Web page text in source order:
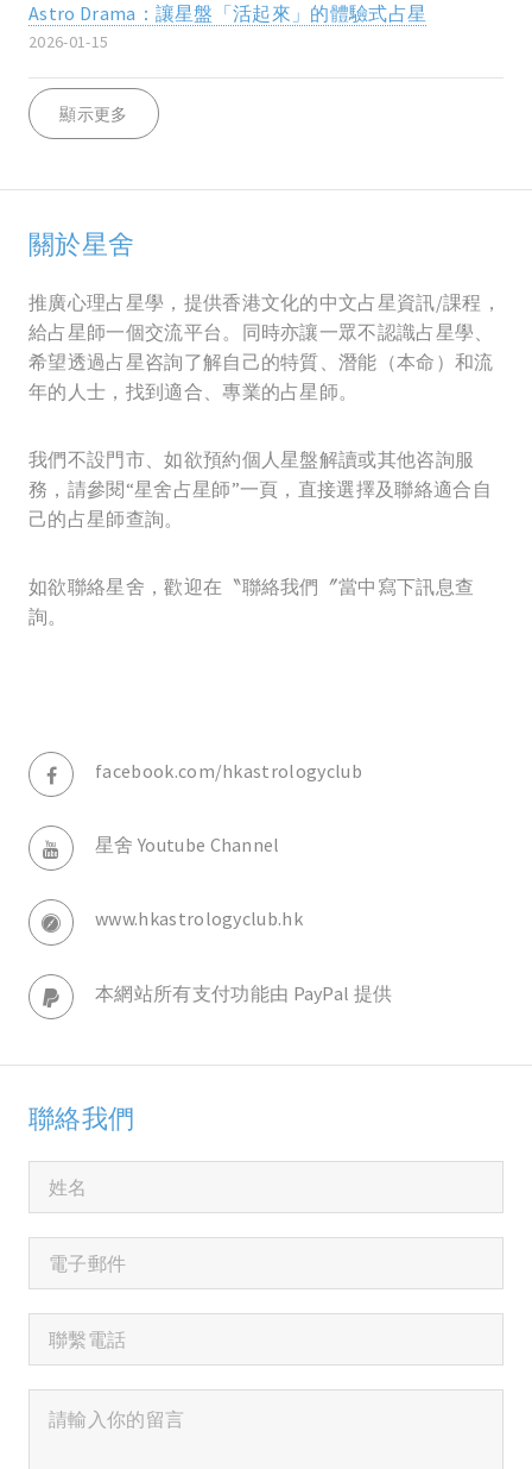
Astro Drama：讓星盤「活起來」的體驗式占星
2026-01-15
顯示更多
關於星舍
推廣心理占星學，提供香港文化的中文占星資訊/課程，
給占星師一個交流平台。同時亦讓一眾不認識占星學、
希望透過占星咨詢了解自己的特質、潛能（本命）和流
年的人士，找到適合、專業的占星師。
我們不設門市、如欲預約個人星盤解讀或其他咨詢服
務，請參閱“星舍占星師”一頁，直接選擇及聯絡適合自
己的占星師查詢。
如欲聯絡星舍，歡迎在〝聯絡我們〞當中寫下訊息查
詢。
facebook.com/hkastrologyclub
星舍 Youtube Channel
www.hkastrologyclub.hk
本網站所有支付功能由 PayPal 提供
聯絡我們